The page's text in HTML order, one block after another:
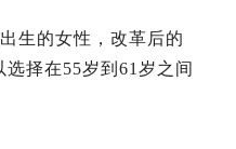
生的女性，改革后的
择在55岁到61岁之间